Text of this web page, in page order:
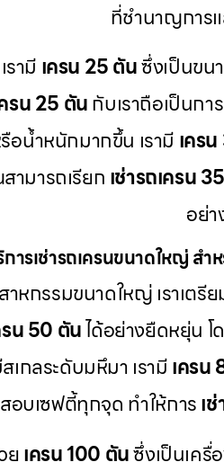
ที่ชำนาญการแ
ามี เครน 25 ตันซึ่งเป็นขน
รน 25 ตันกับเราถือเป็นกา
อน้ำหนักมากขึ้น เรามี เคร
มารถเรียก เช่ารถเครน
อย่า
ารเช่ารถเครนขนาดใหญ่ สำ
หกรรมขนาดใหญ่ เราเตรีย
รน 50 ตันได้อย่างยืดหยุ่น โ
เกลระดับมหึมา เรามีเครน
อบเซฟตี้ทุกจุด ทำให้การเ
ยเครน 100 ตันซึ่งเป็นเค